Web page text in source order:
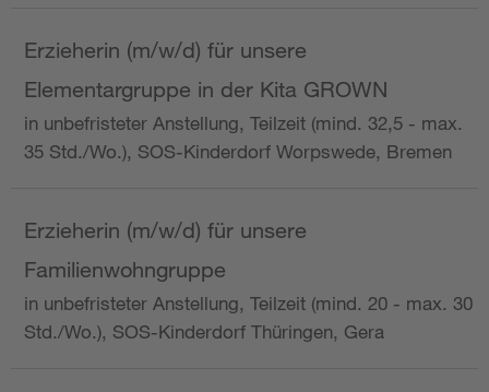
Erzieherin (m/w/d) für unsere
Elementargruppe in der Kita GROWN
in unbefristeter Anstellung, Teilzeit (mind. 32,5 - max.
35 Std./Wo.), SOS-Kinderdorf Worpswede, Bremen
Erzieherin (m/w/d) für unsere
Familienwohngruppe
in unbefristeter Anstellung, Teilzeit (mind. 20 - max. 30
Std./Wo.), SOS-Kinderdorf Thüringen, Gera